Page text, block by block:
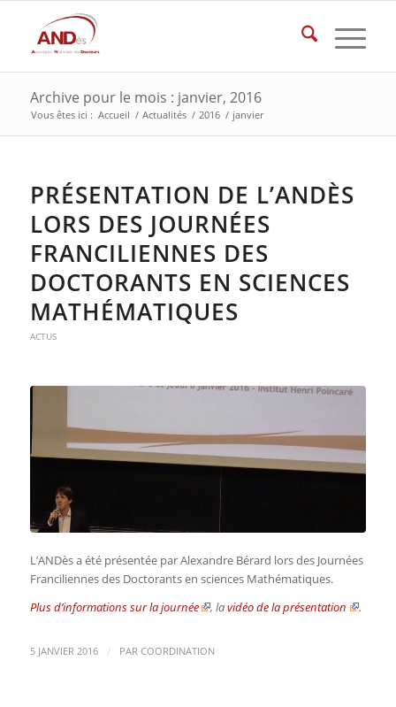
Archive pour le mois : janvier, 2016
Vous êtes ici : Accueil / Actualités / 2016 / janvier
PRÉSENTATION DE L’ANDÈS
LORS DES JOURNÉES
FRANCILIENNES DES
DOCTORANTS EN SCIENCES
MATHÉMATIQUES
ACTUS
L’ANDès a été présentée par Alexandre Bérard lors des Journées
Franciliennes des Doctorants en sciences Mathématiques.
Plus d’informations sur la journée
, lavidéo de la présentation .
5 JANVIER 2016 / PAR COORDINATION